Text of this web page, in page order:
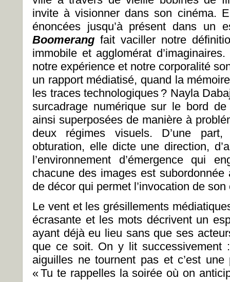
invite à visionner dans son cinéma.
énoncées jusqu’à présent dans un
Boomerang fait vaciller notre
immobile et agglomérat
notre expérience et notre corporalité
un rapport médiatisé, quand la
les traces technologiques ? Nayla
surcadrage numérique sur le bord
ainsi superposées de manière à
deux régimes visuels. D’une
obturation, elle dicte une direction,
l’environnement d’émergence qui
chacune des images est subordonnée
de décor qui permet l’invocation de
Le vent et les grésillements
écrasante et les mots décrivent un
ayant déjà eu lieu sans que ses
que ce soit. On y lit successivement
aiguilles ne tournent pas et c’est une
«Tu te rappelles la soirée où on